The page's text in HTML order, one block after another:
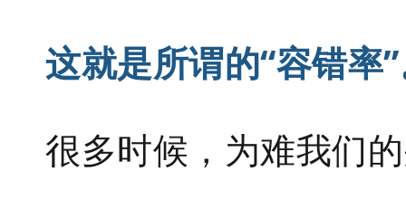
这就是所谓的“容错率
很多时候，为难我们